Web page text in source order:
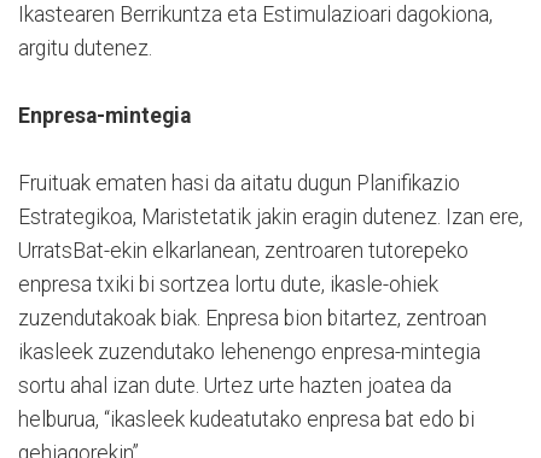
Ikastearen Berrikuntza eta Estimulazioari dagokiona,
argitu dutenez.
Enpresa-mintegia
Fruituak ematen hasi da aitatu dugun Planifikazio
Estrategikoa, Maristetatik jakin eragin dutenez. Izan ere,
UrratsBat-ekin elkarlanean, zentroaren tutorepeko
enpresa txiki bi sortzea lortu dute, ikasle-ohiek
zuzendutakoak biak. Enpresa bion bitartez, zentroan
ikasleek zuzendutako lehenengo enpresa-mintegia
sortu ahal izan dute. Urtez urte hazten joatea da
helburua, “ikasleek kudeatutako enpresa bat edo bi
gehiagorekin”.